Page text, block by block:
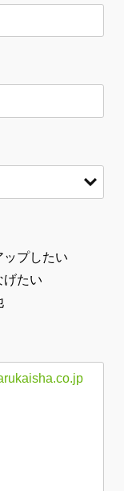
ップしたい
げたい